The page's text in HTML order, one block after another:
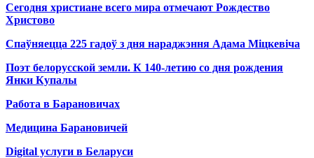
Сегодня христиане всего мира отмечают Рождество
Христово
Спаўняецца 225 гадоў з дня нараджэння Адама Міцкевіча
Поэт белорусской земли. К 140-летию со дня рождения
Янки Купалы
Работа в Барановичах
Медицина Барановичей
Digital услуги в Беларуси